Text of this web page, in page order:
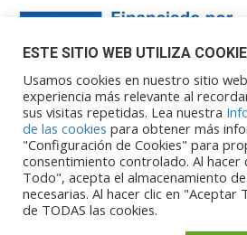
Financiado por la Unión Europea –
embargo, los puntos de vista y las
opiniones expresadas son únicamente
no reflejan necesariamente los de
la Unión Europea o la Comisión
la Comisión Europea pueden ser
ESTE SITIO WEB UTILIZA
Usamos cookies en nuestro sitio
experiencia más relevante al
sus visitas repetidas. Lea nuestra
de las cookies para obtener más
"Configuración de Cookies" para
consentimiento controlado. Al hacer
Todo", acepta el almacenamiento
necesarias. Al hacer clic en "Aceptar
de TODAS las cookies.